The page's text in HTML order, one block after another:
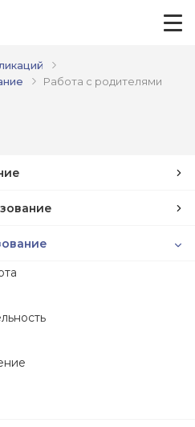
Работа с родителями